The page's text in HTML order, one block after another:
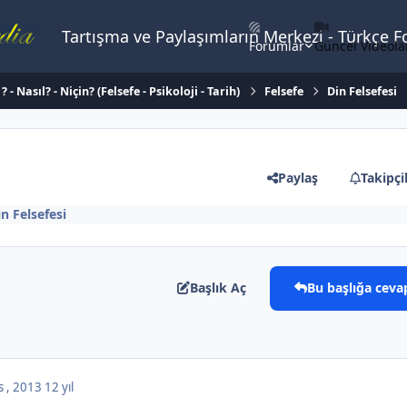
Tartışma ve Paylaşımların Merkezi -
Forumlar Güncel
- Nasıl? - Niçin? (Felsefe - Psikoloji - Tarih) Felsefe Din Felsefesi
Paylaş
Felsefesi
Başlık Aç Bu başlığa
, 2013 12 yıl